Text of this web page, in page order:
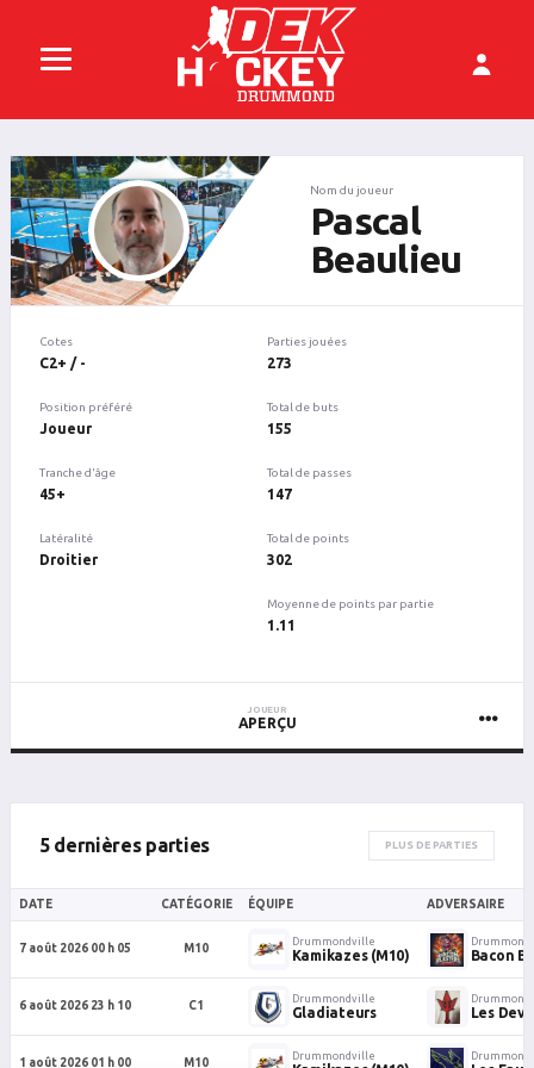
Nom du joueur
Pascal
Beaulieu
Cotes
C2+ / -
Position préféré
Joueur
Tranche d'âge
45+
Latéralité
Droitier
Parties jouées
273
Total de buts
155
Total de passes
147
Total de points
302
Moyenne de points par partie
1.11
JOUEUR
APERÇU
5 dernières parties PLUS DE PARTIES
DATE CATÉGORIE ÉQUIPE ADVERSAIRE
7 août 2026 00 h 05 M10
Drummondville
Kamikazes (M10) Bacon
6 août 2026 23 h 10 C1
Drummondville
Gladiateurs Les
1 août 2026 01 h 00 M10
Drummondville